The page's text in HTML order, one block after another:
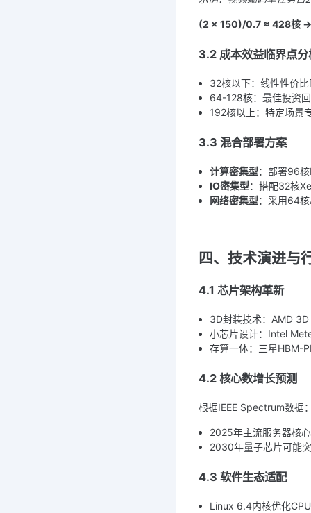
(2 × 150)/0.7 ≈ 428核 →
3.2 成本效益临界点分
32核以下：线性性价
64-128核：最佳投资
192核以上：特定场景
3.3 混合部署方案
计算密集型：部署96
IO密集型：搭配32核
网络密集型：采用64
四、技术演进与
4.1 芯片架构革新
3D封装技术：AMD
小芯片设计：Intel
存算一体：三星HBM-
4.2 核心数增长预测
根据IEEE Spectrum数据
2025年主流服务器核
2030年量子芯片可能
4.3 软件生态适配
Linux 6.4内核优化